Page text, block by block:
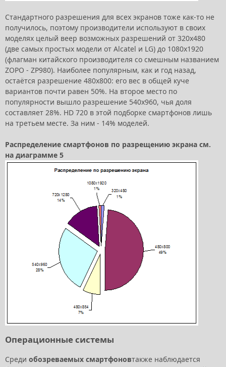
Стандартного разрешения для всех экранов тоже как-то не
получилось, поэтому производители используют в своих
моделях целый веер возможных разрешений от 320x480
(две самых простых модели от Alcatel и LG) до 1080x1920
(флагман китайского производителя со смешным названием
ZOPO - ZP980). Наиболее популярным, как и год назад,
остаётся разрешение 480x800: его вес в общей куче
вариантов почти равен 50%. На второе место по
популярности вышло разрешение 540x960, чья доля
составляет 28%. HD 720 в этой подборке смартфонов лишь
на третьем месте. За ним - 14% моделей.
Распределение смартфонов по разрещению экрана см.
на диаграмме 5
Операционные системы
Среди обозреваемых смартфоновтакже наблюдается